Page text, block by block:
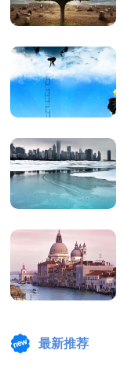
最新推荐